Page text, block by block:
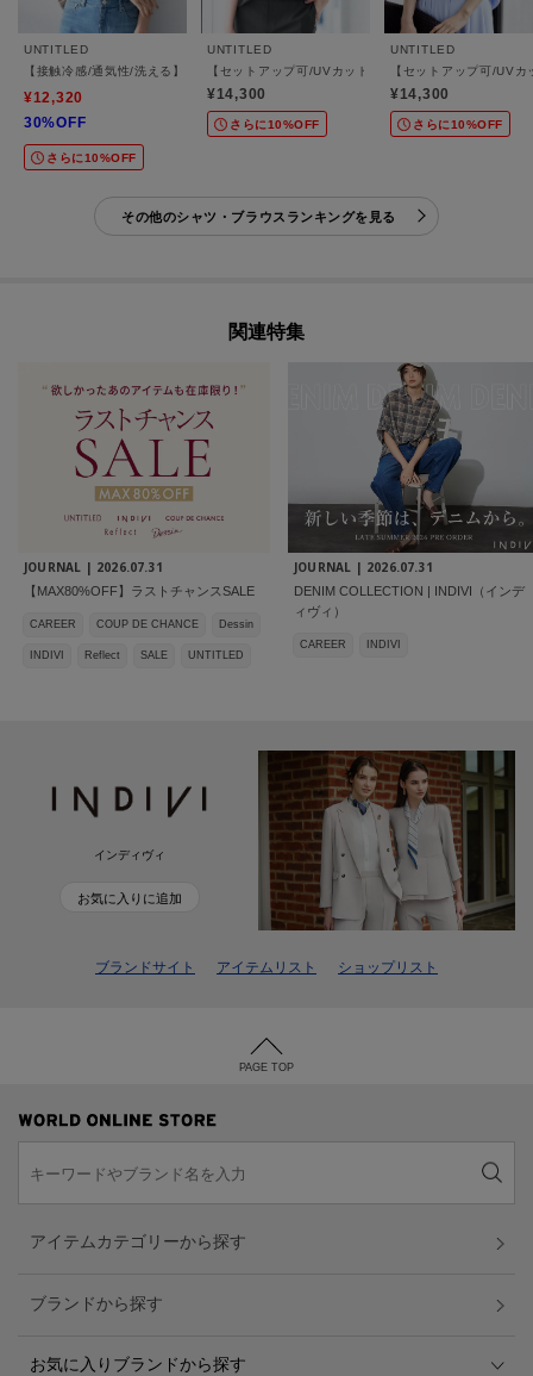
UNTITLED
【接触冷感/通気性/洗える】スタンドカラーフリルブラウス
¥12,320
30%OFF
さらに10%OFF
UNTITLED
【セットアップ可/UVカット/前後2WAY】リラクシーフ
¥14,300
さらに10%OFF
UNTITLED
【セットアップ可/UV
¥14,300
さらに10%OFF
その他のシャツ・ブラウスランキングを見る
関連特集
JOURNAL | 2026.07.31
【MAX80%OFF】ラストチャンスSALE
CAREER COUP DE CHANCE Dessin
INDIVI Reflect SALE UNTITLED
JOURNAL | 2026.07.31
DENIM COLLECTION | INDIVI（インデ
ィヴィ）
CAREER INDIVI
インディヴィ
お気に入りに追加
ブランドサイト アイテムリスト ショップリスト
PAGE TOP
アイテムカテゴリーから探す
ブランドから探す
お気に入りブランドから探す